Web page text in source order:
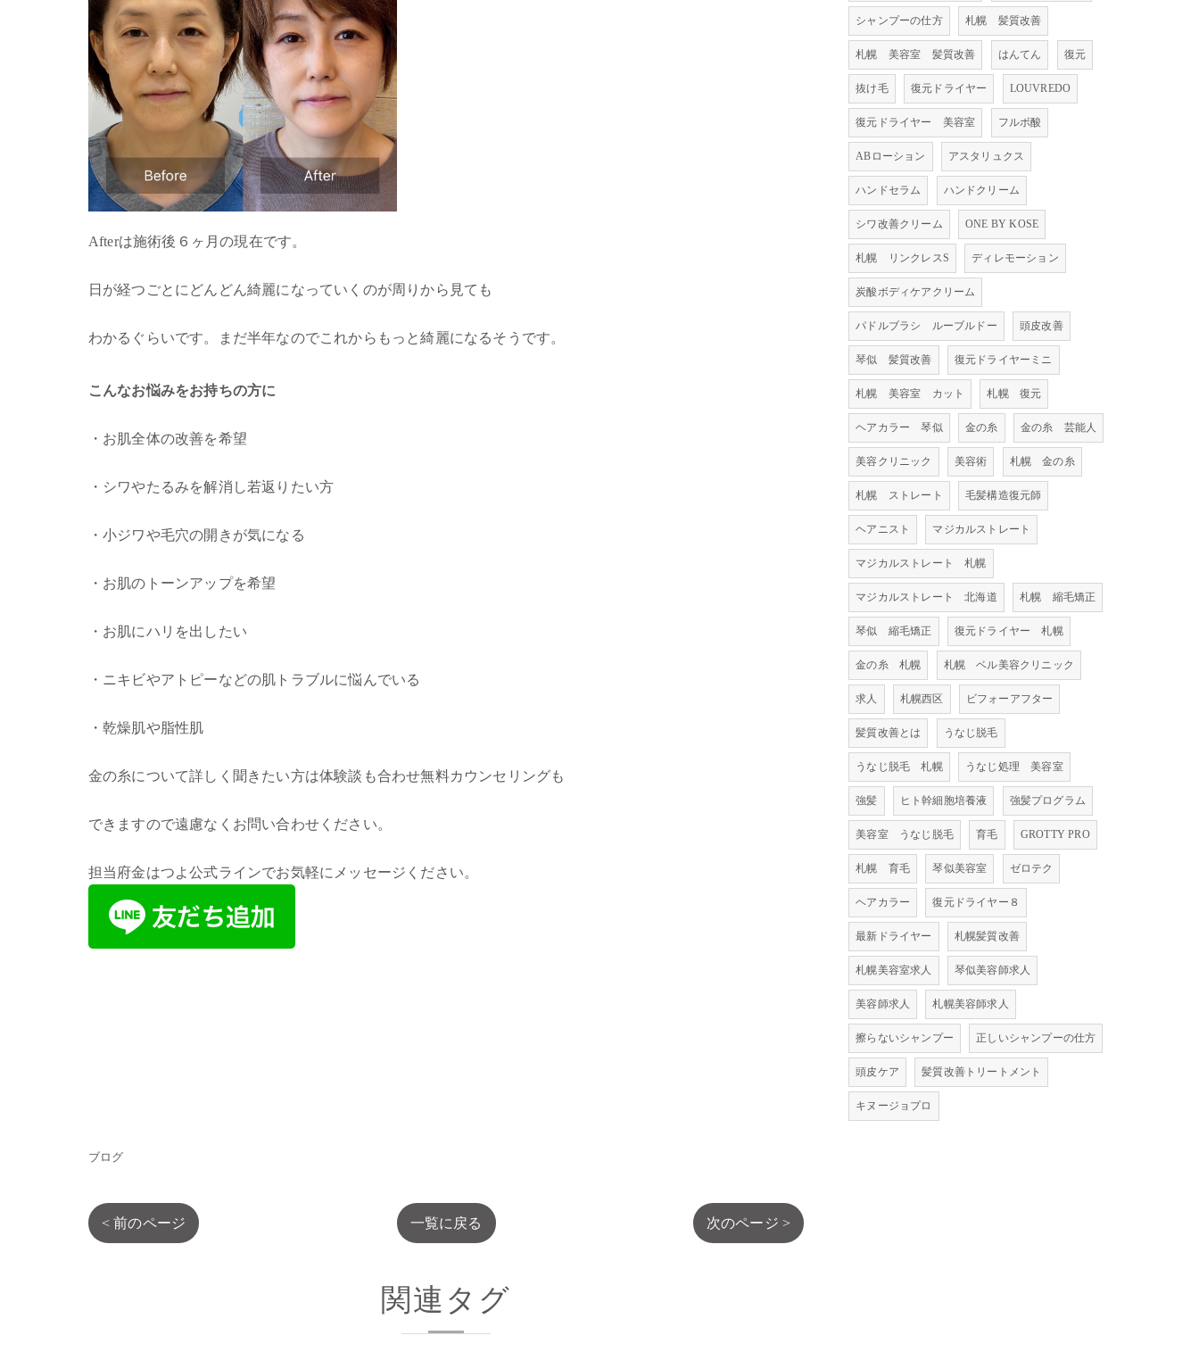
Afterは施術後６ヶ月の現在です。
日が経つごとにどんどん綺麗になっていくのが周りから見ても
わかるぐらいです。まだ半年なのでこれからもっと綺麗になるそうです。
こんなお悩みをお持ちの方に
・お肌全体の改善を希望
・シワやたるみを解消し若返りたい方
・小ジワや毛穴の開きが気になる
・お肌のトーンアップを希望
・お肌にハリを出したい
・ニキビやアトピーなどの肌トラブルに悩んでいる
・乾燥肌や脂性肌
金の糸について詳しく聞きたい方は体験談も合わせ無料カウンセリングも
できますので遠慮なくお問い合わせください。
担当府金はつよ公式ラインでお気軽にメッセージください。
ブログ
< 前のページ 一覧に戻る 次のページ >
関連タグ
シャンプーの仕方 札幌 髪質改善
札幌 美容室 髪質改善 はんてん 復元
抜け毛 復元ドライヤー LOUVREDO
復元ドライヤー 美容室 フルボ酸
ABローション アスタリュクス
ハンドセラム ハンドクリーム
シワ改善クリーム ONE BY KOSE
札幌 リンクレスS ディレモーション
炭酸ボディケアクリーム
パドルブラシ ルーブルドー 頭皮改善
琴似 髪質改善 復元ドライヤーミニ
札幌 美容室 カット 札幌 復元
ヘアカラー 琴似 金の糸 金の糸 芸能人
美容クリニック 美容術 札幌 金の糸
札幌 ストレート 毛髪構造復元師
ヘアニスト マジカルストレート
マジカルストレート 札幌
マジカルストレート 北海道 札幌 縮毛矯正
琴似 縮毛矯正 復元ドライヤー 札幌
金の糸 札幌 札幌 ベル美容クリニック
求人 札幌西区 ビフォーアフター
髪質改善とは うなじ脱毛
うなじ脱毛 札幌 うなじ処理 美容室
強髪 ヒト幹細胞培養液 強髪プログラム
美容室 うなじ脱毛 育毛 GROTTY PRO
札幌 育毛 琴似美容室 ゼロテク
ヘアカラー 復元ドライヤー８
最新ドライヤー 札幌髪質改善
札幌美容室求人 琴似美容師求人
美容師求人 札幌美容師求人
擦らないシャンプー 正しいシャンプーの仕方
頭皮ケア 髪質改善トリートメント
キヌージョプロ